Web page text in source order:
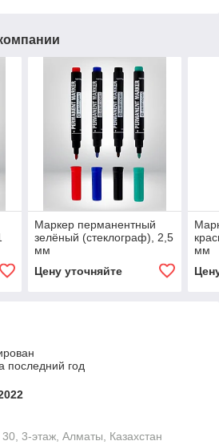
Маркер перманентный
зелёный (стеклограф), 2,5
мм
Цену уточняйте
мм
последний год
3-этаж, Алматы, Казахстан